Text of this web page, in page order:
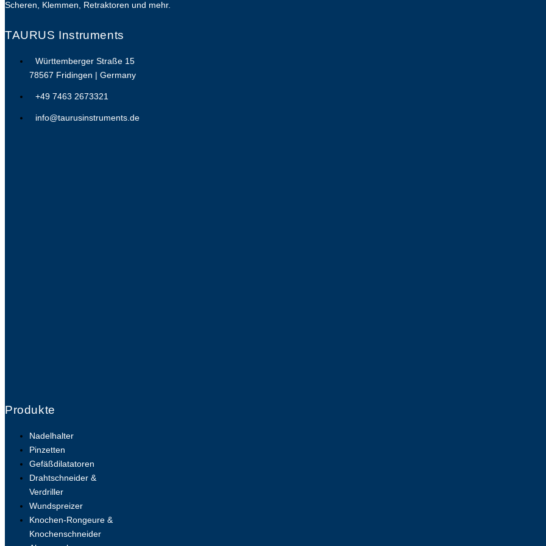
Scheren, Klemmen, Retraktoren und mehr.
TAURUS Instruments
Württemberger Straße 15
78567 Fridingen | Germany
+49 7463 2673321
info@taurusinstruments.de
Produkte
Nadelhalter
Pinzetten
Gefäßdilatatoren
Drahtschneider &
Verdriller
Wundspreizer
Knochen-Rongeure &
Knochenschneider